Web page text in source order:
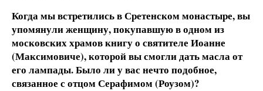
Когда мы встретились в Сретенском монастыре, вы
упомянули женщину, покупавшую в одном из
московских храмов книгу о святителе Иоанне
(Максимовиче), которой вы смогли дать масла от
его лампады. Было ли у вас нечто подобное,
связанное с отцом Серафимом (Роузом)?